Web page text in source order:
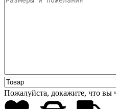
Пожалуйста, докажите, что вы